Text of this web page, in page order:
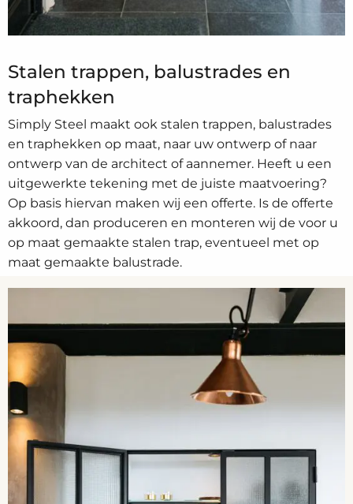
Stalen trappen, balustrades en
traphekken
Simply Steel maakt ook stalen trappen, balustrades
en traphekken op maat, naar uw ontwerp of naar
ontwerp van de architect of aannemer. Heeft u een
uitgewerkte tekening met de juiste maatvoering?
Op basis hiervan maken wij een offerte. Is de offerte
akkoord, dan produceren en monteren wij de voor u
op maat gemaakte stalen trap, eventueel met op
maat gemaakte balustrade.